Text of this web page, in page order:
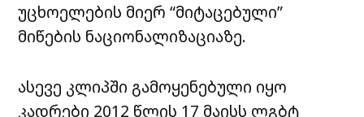
უცხოელების მიერ “მიტაცებული”
მიწების ნაციონალიზაციაზე.
ასევე კლიპში გამოყენებული იყო
კადრები 2012 წლის 17 მაისს ლგბტ